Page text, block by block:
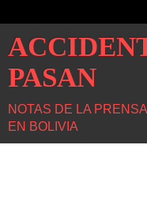
PASAN
NOTAS DE LA
EN BOLIVIA